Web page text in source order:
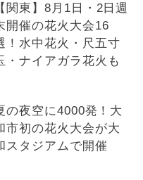
【関東】8月1日・2日週
開催の花火大会16
！水中花火・尺五寸
・ナイアガラ花火も
の夜空に4000発！大
市初の花火大会が大
スタジアムで開催